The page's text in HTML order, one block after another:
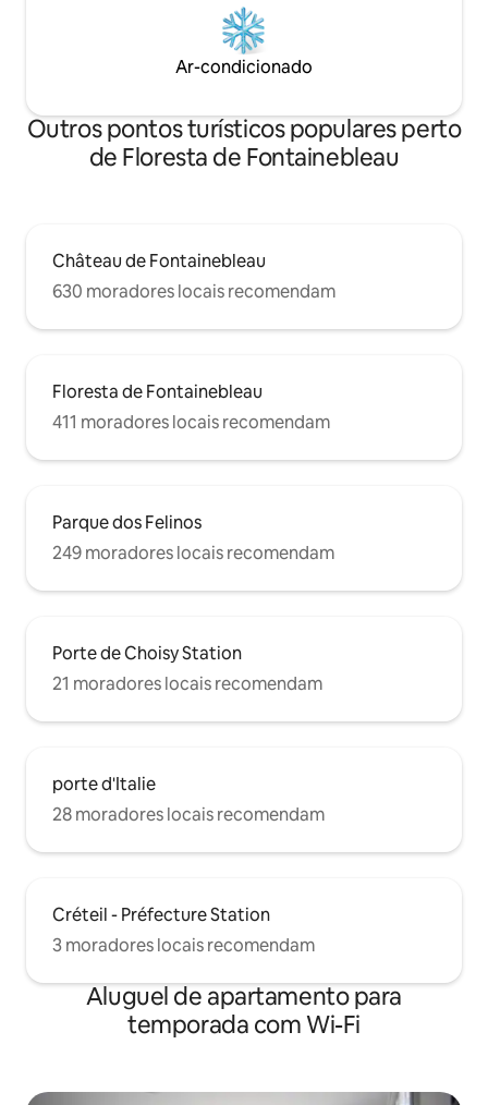
alugar dois crashpads no local.
Ar-condicionado
Outros pontos turísticos populares perto
de Floresta de Fontainebleau
Château de Fontainebleau
630 moradores locais recomendam
Floresta de Fontainebleau
411 moradores locais recomendam
Parque dos Felinos
249 moradores locais recomendam
Porte de Choisy Station
21 moradores locais recomendam
porte d'Italie
28 moradores locais recomendam
Créteil - Préfecture Station
3 moradores locais recomendam
Aluguel de apartamento para
temporada com Wi-Fi